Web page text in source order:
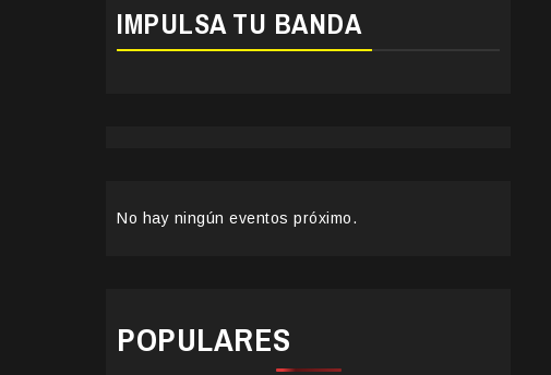
IMPULSA TU BANDA
No hay ningún eventos próximo.
POPULARES